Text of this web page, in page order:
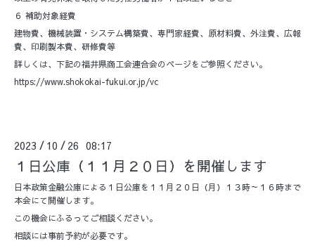
６ 補助対象経費
建物費、機械装置・システム構築費、専門家経費、原材料費、外注費、広報
費、印刷製本費、研修費等
詳しくは、下記の福井県商工会連合会のページをご参照ください。
https://www.shokokai-fukui.or.jp/vc
2023 / 10 / 26 08:17
１日公庫（１１月２０日）を開催します
日本政策金融公庫による１日公庫を１１月２０日（月）１３時～１６時まで
本会にて開催します。
この機会にふるってご相談ください。
相談には事前予約が必要です。